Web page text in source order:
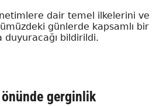
dair temel ilkelerini ve
günlerde kapsamlı bir
duyuracağı bildirildi.
gerginlik